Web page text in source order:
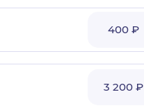
400 ₽
3 200 ₽